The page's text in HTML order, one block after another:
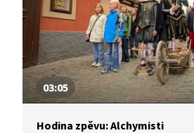
03:05
Hodina zpěvu: Alchymisti